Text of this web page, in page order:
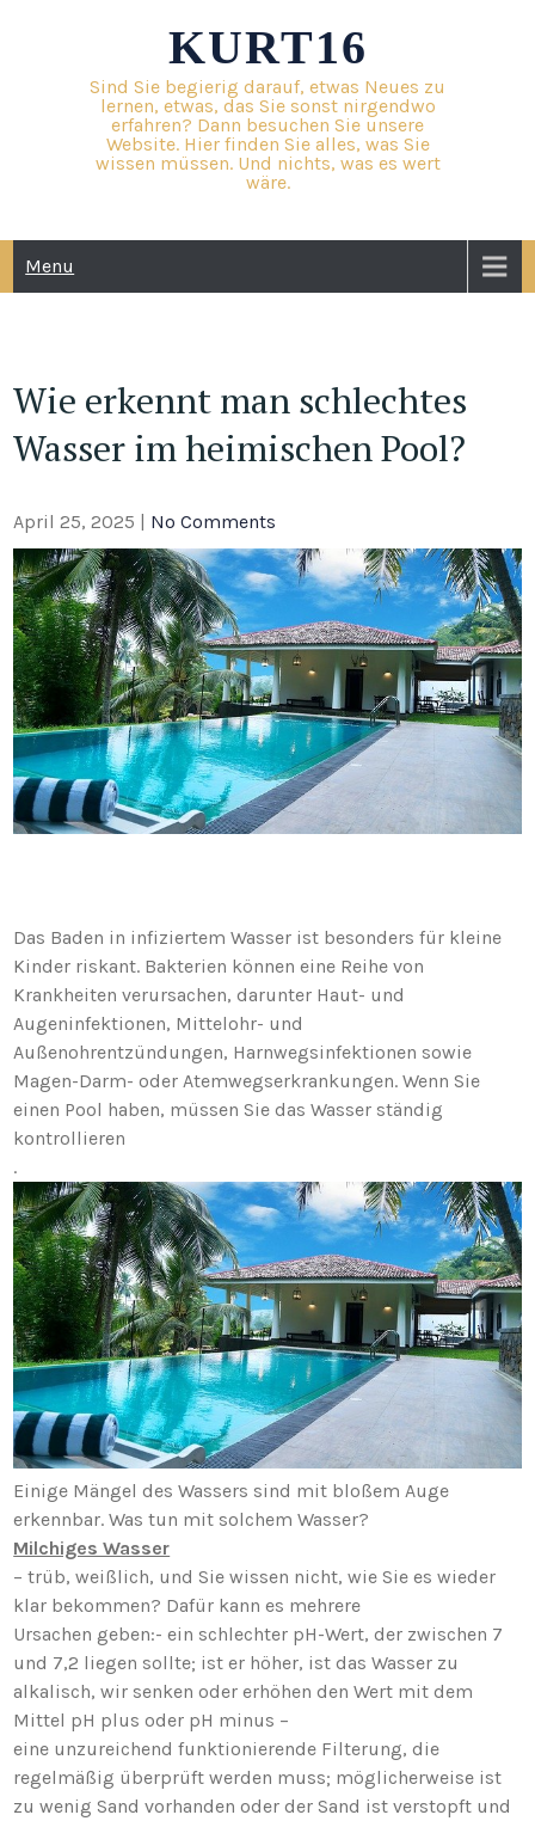
KURT16
Sind Sie begierig darauf, etwas Neues zu
lernen, etwas, das Sie sonst nirgendwo
erfahren? Dann besuchen Sie unsere
Website. Hier finden Sie alles, was Sie
wissen müssen. Und nichts, was es wert
wäre.
Menu
Wie erkennt man schlechtes
Wasser im heimischen Pool?
April 25, 2025 | No Comments
Das Baden in infiziertem Wasser ist besonders für kleine
Kinder riskant. Bakterien können eine Reihe von
Krankheiten verursachen, darunter Haut- und
Augeninfektionen, Mittelohr- und
Außenohrentzündungen, Harnwegsinfektionen sowie
Magen-Darm- oder Atemwegserkrankungen. Wenn Sie
einen Pool haben, müssen Sie das Wasser ständig
kontrollieren
.
Einige Mängel des Wassers sind mit bloßem Auge
erkennbar. Was tun mit solchem Wasser?
Milchiges Wasser
– trüb, weißlich, und Sie wissen nicht, wie Sie es wieder
klar bekommen? Dafür kann es mehrere
Ursachen geben:- ein schlechter pH-Wert, der zwischen 7
und 7,2 liegen sollte; ist er höher, ist das Wasser zu
alkalisch, wir senken oder erhöhen den Wert mit dem
Mittel pH plus oder pH minus –
eine unzureichend funktionierende Filterung, die
regelmäßig überprüft werden muss; möglicherweise ist
zu wenig Sand vorhanden oder der Sand ist verstopft und